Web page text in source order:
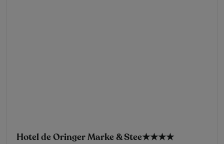
Hotel de Oringer Marke & Stee★★★★